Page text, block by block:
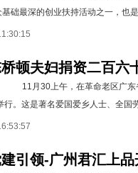
础最深的创业扶持活动之一，也
桥顿夫妇捐资二百六
11月30上午，在革命老区广东
行。这是著名爱国爱乡人士、全国
引领-广州君汇上